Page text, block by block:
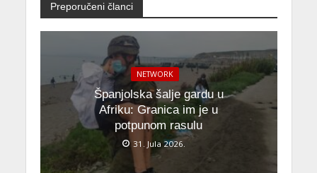
Preporučeni članci
NETWORK
Španjolska šalje gardu u
Afriku: Granica im je u
potpunom rasulu
31. Jula 2026.